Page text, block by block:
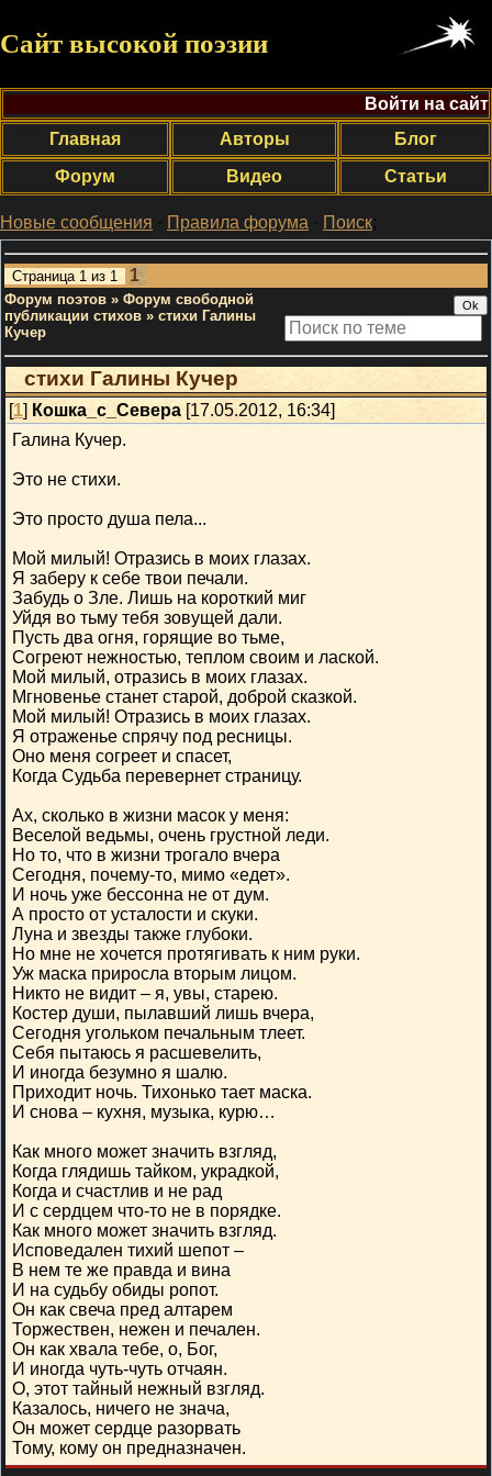
Сайт высокой поэзии
Войти на сайт
Главная
Авторы
Блог
Форум
Видео Статьи
Новые сообщения · Правила форума · Поиск;
Страница 1 из 1 1
Форум поэтов » Форум свободной
публикации стихов » стихи Галины
Кучер
стихи Галины Кучер
[1] Кошка_с_Севера [17.05.2012, 16:34]
Галина Кучер.
Это не стихи.
Это просто душа пела...
Мой милый! Отразись в моих глазах.
Я заберу к себе твои печали.
Забудь о Зле. Лишь на короткий миг
Уйдя во тьму тебя зовущей дали.
Пусть два огня, горящие во тьме,
Согреют нежностью, теплом своим и лаской.
Мой милый, отразись в моих глазах.
Мгновенье станет старой, доброй сказкой.
Мой милый! Отразись в моих глазах.
Я отраженье спрячу под ресницы.
Оно меня согреет и спасет,
Когда Судьба перевернет страницу.
Ах, сколько в жизни масок у меня:
Веселой ведьмы, очень грустной леди.
Но то, что в жизни трогало вчера
Сегодня, почему-то, мимо «едет».
И ночь уже бессонна не от дум.
А просто от усталости и скуки.
Луна и звезды также глубоки.
Но мне не хочется протягивать к ним руки.
Уж маска приросла вторым лицом.
Никто не видит – я, увы, старею.
Костер души, пылавший лишь вчера,
Сегодня угольком печальным тлеет.
Себя пытаюсь я расшевелить,
И иногда безумно я шалю.
Приходит ночь. Тихонько тает маска.
И снова – кухня, музыка, курю…
Как много может значить взгляд,
Когда глядишь тайком, украдкой,
Когда и счастлив и не рад
И с сердцем что-то не в порядке.
Как много может значить взгляд.
Исповедален тихий шепот –
В нем те же правда и вина
И на судьбу обиды ропот.
Он как свеча пред алтарем
Торжествен, нежен и печален.
Он как хвала тебе, о, Бог,
И иногда чуть-чуть отчаян.
О, этот тайный нежный взгляд.
Казалось, ничего не знача,
Он может сердце разорвать
Тому, кому он предназначен.